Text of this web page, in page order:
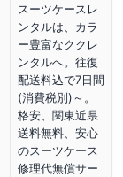
スーツケースレ
ンタルは、カラ
ー豊富なククレ
ンタルへ。往復
配送料込で7日間
(消費税別)～。
格安、関東近県
送料無料、安心
のスーツケース
修理代無償サー